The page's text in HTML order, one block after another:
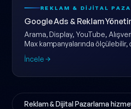
REKLAM & DIJITAL
Google Ads & Reklam
Arama, Display, YouTube,
Max kampanyalarında ölçülebilir,
Google Ads yönetimi.
İncele
Reklam & Dijital Pazarlama